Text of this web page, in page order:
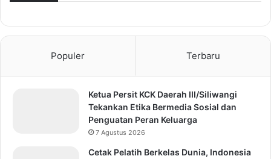
Populer Terbaru
Ketua Persit KCK Daerah III/Siliwangi
Tekankan Etika Bermedia Sosial dan
Penguatan Peran Keluarga
7 Agustus 2026
Cetak Pelatih Berkelas Dunia, Indonesia